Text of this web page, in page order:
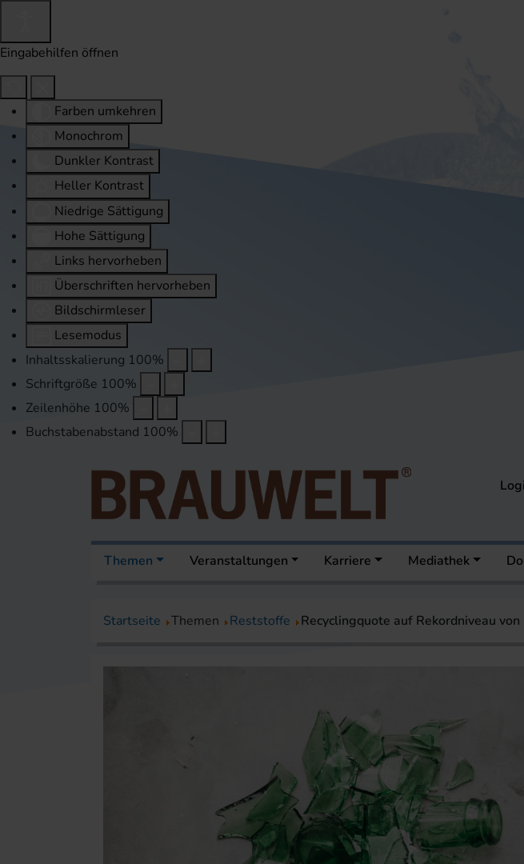
Eingabehilfen öffnen
Farben umkehren
Monochrom
Dunkler Kontrast
Heller Kontrast
Niedrige Sättigung
Hohe Sättigung
Links hervorheben
Überschriften hervorheben
Bildschirmleser
Lesemodus
Inhaltsskalierung 100%
Schriftgröße 100%
Zeilenhöhe 100%
Buchstabenabstand 100%
Themen Veranstaltungen Karriere Mediathek
Startseite Themen Reststoffe Recyclingquote auf Rekordniveau